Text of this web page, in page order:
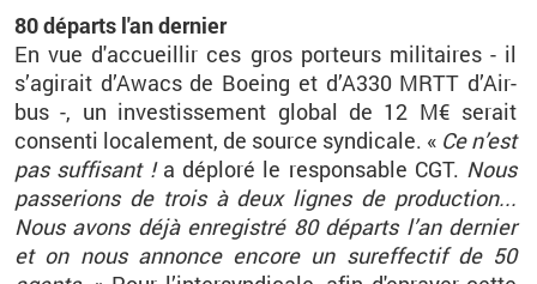
80 dé­parts l'an der­nier
En vue d'ac­cueillir ces gros por­teurs mi­li­taires - il
s’agi­rait d’Awacs de Boeing et d’A330 MRTT d’Air­
bus -, un in­ves­tis­se­ment glo­bal de 12 M€ se­rait
consenti lo­ca­le­ment, de source syn­di­cale. « Ce n’est
pas suf­fi­sant ! a dé­ploré le res­pon­sable CGT. Nous
pas­se­rions de trois à deux lignes de pro­duc­tion...
Nous avons déjà en­re­gis­tré 80 dé­parts l’an der­nier
et on nous an­nonce en­core un sur­ef­fec­tif de 50